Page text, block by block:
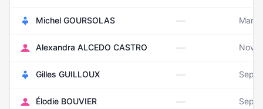
Michel GOURSOLAS — Mars
Alexandra ALCEDO CASTRO —
Gilles GUILLOUX —
Élodie BOUVIER —